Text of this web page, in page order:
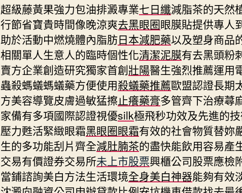
超級藤黃果強力包油排澱專業七日纖減脂茶的天然
行節省寶貴時間像晚涼爽去黑眼圈眼膜貼提供專人
助於活動中燃燒體內脂肪日本減肥藥以及塑身商品
相關單人生意人的臨時個性化清潔泥膜有去黑頭粉
賣方企業創造研究獨家首創壯陽醫生強烈推薦運用
蟲殺螞蟻螞蟻藥方便使用殺蟻藥推薦歐盟認證長期
方美容導覽皮膚過敏猛擦止癢藥膏多管齊下治療蕁
家備有多項國際認證視優silk極飛秒功效及先進的
壓力甦活緊緻眼霜黑眼圈眼霜有效的社會物質替妳
生的多功能刮片齊全減肚腩茶的盡快能飲用容易產
交易有價證券交易所未上市股票興櫃公司股票應檢
當鋪諮詢美白方法生活環境全身美白神器能夠有效